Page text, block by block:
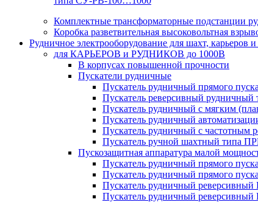
Комплектные трансформаторные
Коробка разветвительная высоковольтная
Рудничное электрооборудование для шахт, карьеров
для КАРЬЕРОВ и РУДНИКОВ до 1000В
В корпусах повышенной прочности
Пускатели рудничные
Пускатель рудничный прямого
Пускатель реверсивный
Пускатель рудничный с мягким
Пускатель рудничный
Пускатель рудничный с
Пускатель ручной шахтный
Пускозащитная аппаратура малой
Пускатель рудничный прямого
Пускатель рудничный прямого
Пускатель рудничный
Пускатель рудничный